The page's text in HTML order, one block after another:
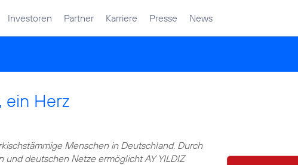
Investoren Partner Karriere Presse News
ein Herz
Menschen in Deutschland. Durch
deutschen Netze ermöglicht AY YILDIZ